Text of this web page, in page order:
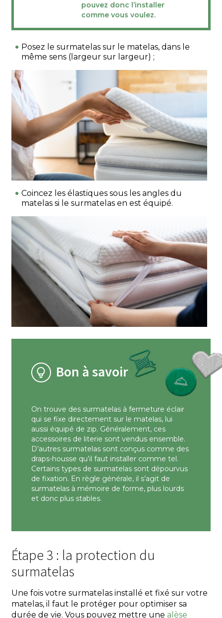
pouvez donc l’installer
comme vous voulez.
Posez le surmatelas sur le matelas, dans le
même sens (largeur sur largeur) ;
Coincez les élastiques sous les angles du
matelas si le surmatelas en est équipé.
Bon à savoir
On trouve des surmatelas à fermeture éclair
qui se fixe directement sur le matelas, lui
aussi équipé de zip. Généralement, ces
accessoires de literie sont vendus ensemble.
D’autres surmatelas sont conçus comme des
draps-housse qu’il faut installer comme tel.
Certains types de surmatelas sont dépourvus
de fixation. En règle générale, il s’agit de
surmatelas à mémoire de forme, plus lourds
et donc plus stables.
Étape 3 : la protection du
surmatelas
Une fois votre surmatelas installé et fixé sur votre
matelas, il faut le protéger pour optimiser sa
durée de vie. Vous pouvez mettre une alèse